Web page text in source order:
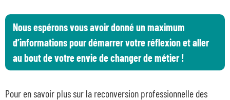
Nous espérons vous avoir donné un maximum
d’informations pour démarrer votre réflexion et aller
au bout de votre envie de changer de métier !
Pour en savoir plus sur la reconversion professionnelle des